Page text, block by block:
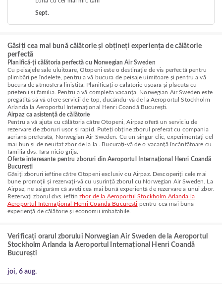
Sept.
Găsiți cea mai bună călătorie și obțineți experiența de călătorie
perfectă
Planifică-ți călătoria perfectă cu Norwegian Air Sweden
Cu peisajele sale uluitoare, Otopeni este o destinație de vis perfectă pentru
plimbări pe îndelete, pentru a vă bucura de peisaje uimitoare și pentru a vă
bucura de atmosfera liniștită. Planificați o călătorie ușoară și plăcută cu
prietenii și familia. Pentru a vă completa vacanța, Norwegian Air Sweden este
pregătită să vă ofere servicii de top, ducându-vă de la Aeroportul Stockholm
Arlanda la Aeroportul Internațional Henri Coandă București.
Airpaz ca asistență de călătorie
Pentru a vă ajuta cu călătoria către Otopeni, Airpaz oferă un serviciu de
rezervare de zboruri ușor și rapid. Puteți obține zborul preferat cu compania
aeriană preferată, Norwegian Air Sweden. Cu un singur clic, experimentați cel
mai bun și de neuitat zbor de la la . Bucurați-vă de o vacanță încântătoare cu
familia dvs. fără nicio grijă.
Oferte interesante pentru zboruri din Aeroportul Internațional Henri Coandă
București
Găsiți zboruri ieftine către Otopeni exclusiv cu Airpaz. Descoperiți cele mai
bune promoții și rezervați-vă cu ușurință zborul cu Norwegian Air Sweden. La
Airpaz, ne asigurăm că aveți cea mai bună experiență de rezervare a unui zbor.
Rezervați zborul dvs. ieftinzbor de la Aeroportul Stockholm Arlanda la
Aeroportul Internațional Henri Coandă București pentru cea mai bună
experiență de călătorie și economii imbatabile.
Verificați orarul zborului Norwegian Air Sweden de la Aeroportul
Stockholm Arlanda la Aeroportul Internațional Henri Coandă
București
joi, 6 aug.